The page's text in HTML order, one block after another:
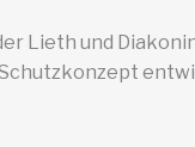
Lieth und